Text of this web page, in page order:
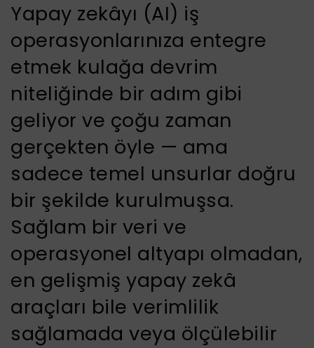
Yapay zekâyı (AI) iş
operasyonlarınıza entegre
etmek kulağa devrim
niteliğinde bir adım gibi
geliyor ve çoğu zaman
gerçekten öyle — ama
sadece temel unsurlar doğru
bir şekilde kurulmuşsa.
Sağlam bir veri ve
operasyonel altyapı olmadan,
en gelişmiş yapay zekâ
araçları bile verimlilik
sağlamada veya ölçülebilir